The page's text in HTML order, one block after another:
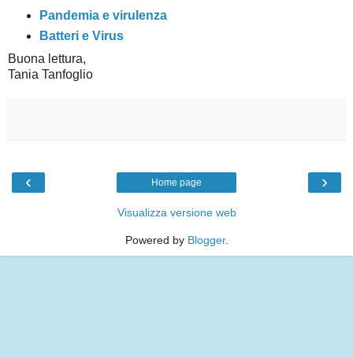
Pandemia e virulenza
Batteri e Virus
Buona lettura,
Tania Tanfoglio
‹ ›
Home page
Visualizza versione web
Powered by Blogger.